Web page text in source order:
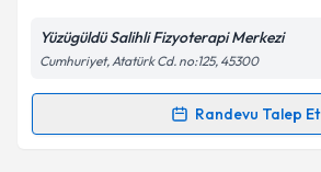
Yüzügüldü Salihli Fizyoterapi Merkezi
Cumhuriyet, Atatürk Cd. no:125, 45300
Randevu Talep Et
Randevu Takvimi Talebi